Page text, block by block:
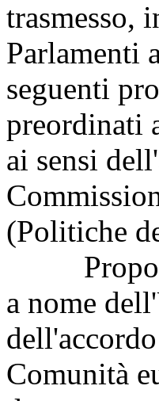
trasmesso,
Parlamenti
seguenti
preordinati
ai sensi
(Politiche
Proposta
a nome
Comunità